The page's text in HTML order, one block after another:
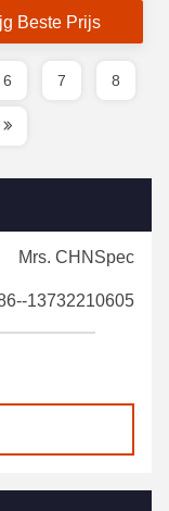
Analysator van
Beste Prijs
6 7 8
Mrs. CHNSpec
13732210605